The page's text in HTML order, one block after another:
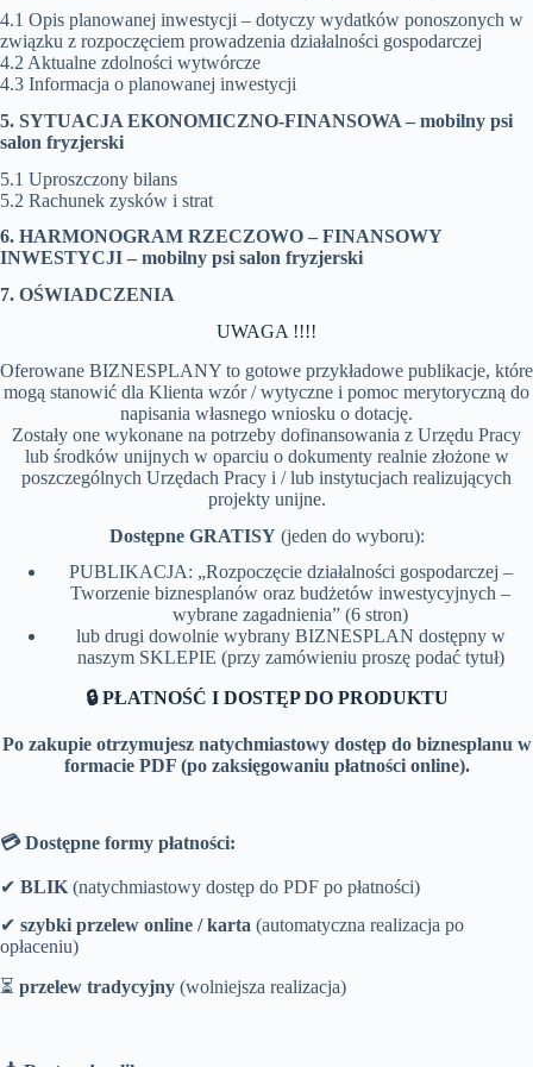
4.1 Opis planowanej inwestycji – dotyczy wydatków ponoszonych w
związku z rozpoczęciem prowadzenia działalności gospodarczej
4.2 Aktualne zdolności wytwórcze
4.3 Informacja o planowanej inwestycji
5. SYTUACJA EKONOMICZNO-FINANSOWA – mobilny psi
salon fryzjerski
5.1 Uproszczony bilans
5.2 Rachunek zysków i strat
6. HARMONOGRAM RZECZOWO – FINANSOWY
INWESTYCJI – mobilny psi salon fryzjerski
7. OŚWIADCZENIA
UWAGA !!!!
Oferowane BIZNESPLANY to gotowe przykładowe publikacje, które
mogą stanowić dla Klienta wzór / wytyczne i pomoc merytoryczną do
napisania własnego wniosku o dotację.
Zostały one wykonane na potrzeby dofinansowania z Urzędu Pracy
lub środków unijnych w oparciu o dokumenty realnie złożone w
poszczególnych Urzędach Pracy i / lub instytucjach realizujących
projekty unijne.
Dostępne GRATISY(jeden do wyboru):
PUBLIKACJA: „Rozpoczęcie działalności gospodarczej –
Tworzenie biznesplanów oraz budżetów inwestycyjnych –
wybrane zagadnienia” (6 stron)
lub drugi dowolnie wybrany BIZNESPLAN dostępny w
naszym SKLEPIE (przy zamówieniu proszę podać tytuł)
🔒 PŁATNOŚĆ I DOSTĘP DO PRODUKTU
Po zakupie otrzymujesz natychmiastowy dostęp do biznesplanu w
formacie PDF (po zaksięgowaniu płatności online).
💳 Dostępne formy płatności:
✔ BLIK (natychmiastowy dostęp do PDF po płatności)
✔ szybki przelew online / karta (automatyczna realizacja po
opłaceniu)
⏳ przelew tradycyjny (wolniejsza realizacja)